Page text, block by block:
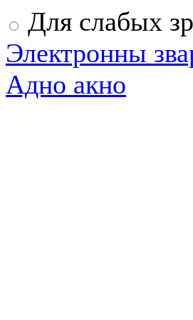
Для слабых
Электронны
Адно акно